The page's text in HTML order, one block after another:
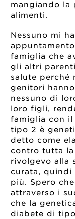
mangiando la
alimenti.
Nessuno mi
famiglia che
gli altri
salute perché
genitori
nessuno di
loro figli,
famiglia con
tipo 2 è
detto come
contro tutta
rivolgevo alla
curata, quindi
più. Spero
attraverso i
che la
diabete di